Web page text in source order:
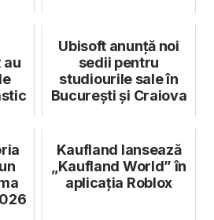
au
Ubisoft anunță noi
sedii pentru
studiourile sale în
București și Craiova
Kaufland lansează
„Kaufland World” în
aplicația Roblox